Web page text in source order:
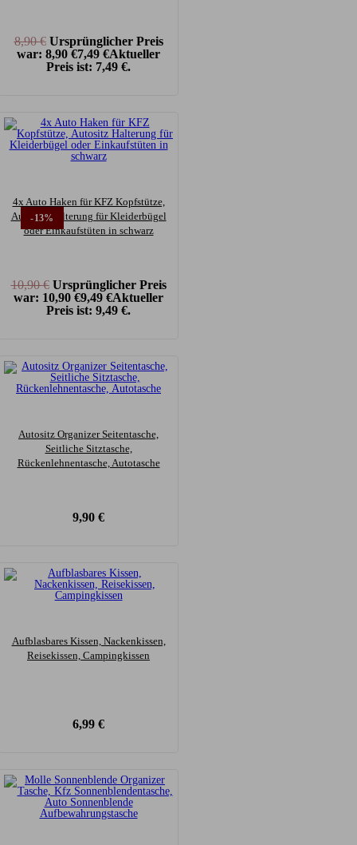
8,90€ Ursprünglicher Preis
war: 8,90 €7,49 €Aktueller
Preis ist: 7,49 €.
-13%
4x Auto Haken für KFZ Kopfstütze,
Autositz Halterung für Kleiderbügel
oder Einkaufstüten in schwarz
10,90€ Ursprünglicher Preis
war: 10,90 €9,49 €Aktueller
Preis ist: 9,49 €.
Autositz Organizer Seitentasche,
Seitliche Sitztasche,
Rückenlehnentasche, Autotasche
9,90 €
Aufblasbares Kissen, Nackenkissen,
Reisekissen, Campingkissen
6,99 €